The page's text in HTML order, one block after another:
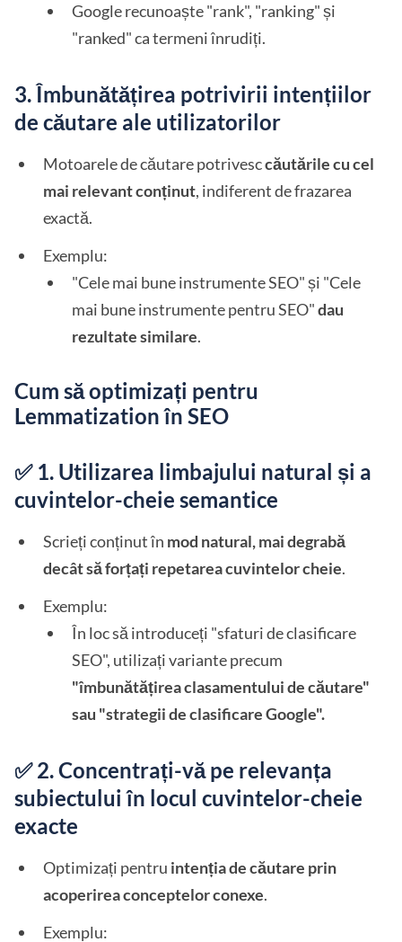
Google recunoaște "rank", "ranking" și
"ranked" ca termeni înrudiți.
3. Îmbunătățirea potrivirii intențiilor
de căutare ale utilizatorilor
Motoarele de căutare potrivesccăutările cu cel
mai relevant conținut, indiferent de frazarea
exactă.
Exemplu:
"Cele mai bune instrumente SEO" și "Cele
mai bune instrumente pentru SEO"dau
rezultate similare.
Cum să optimizați pentru
Lemmatization în SEO
✅ 1. Utilizarea limbajului natural și a
cuvintelor-cheie semantice
Scrieți conținut în mod natural, mai degrabă
decât să forțați repetarea cuvintelor cheie.
Exemplu:
În loc să introduceți "sfaturi de clasificare
SEO", utilizați variante precum
"îmbunătățirea clasamentului de căutare"
sau "strategii de clasificare Google".
✅ 2. Concentrați-vă pe relevanța
subiectului în locul cuvintelor-cheie
exacte
Optimizați pentru intenția de căutare prin
acoperirea conceptelor conexe.
Exemplu: